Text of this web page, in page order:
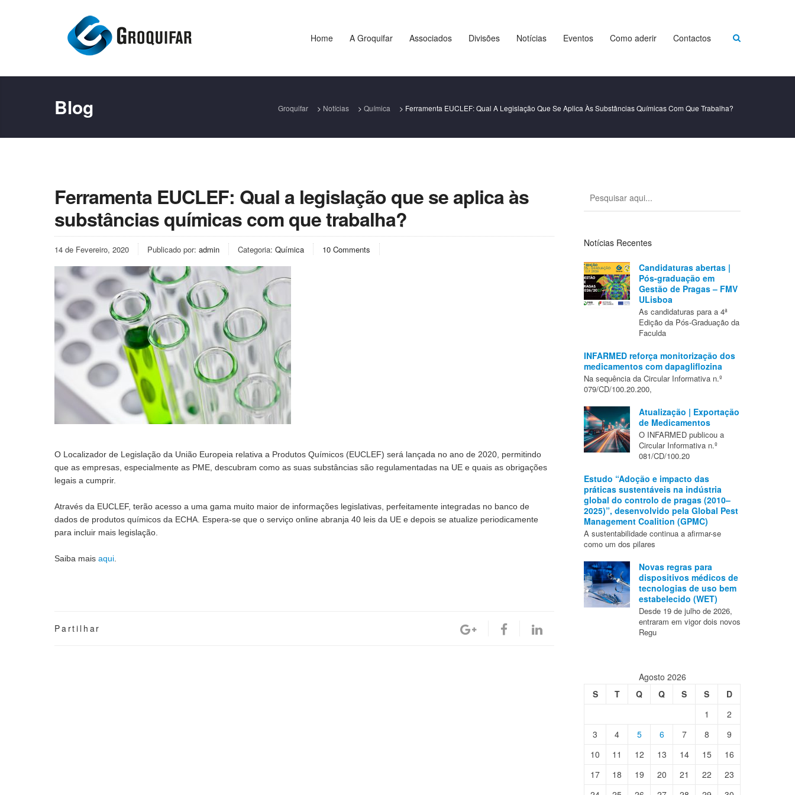
Home A Groquifar Associados Divisões Notícias Eventos Como aderir Contactos
Blog Groquifar > Notícias > Química > Ferramenta EUCLEF: Qual A Legislação Que Se Aplica Às Substâncias Químicas Com Que Trabalha?
Ferramenta EUCLEF: Qual a legislação que se aplica às
substâncias químicas com que trabalha?
14 de Fevereiro, 2020 Publicado por: admin Categoria: Química 10 Comments
O Localizador de Legislação da União Europeia relativa a Produtos Químicos (EUCLEF) será lançada no ano de 2020, permitindo
que as empresas, especialmente as PME, descubram como as suas substâncias são regulamentadas na UE e quais as obrigações
legais a cumprir.
Através da EUCLEF, terão acesso a uma gama muito maior de informações legislativas, perfeitamente integradas no banco de
dados de produtos químicos da ECHA. Espera-se que o serviço online abranja 40 leis da UE e depois se atualize periodicamente
para incluir mais legislação.
Saiba mais aqui
Partilhar
Notícias Recentes
Candidaturas abertas |
Pós-graduação em
Gestão de Pragas – FMV
ULisboa
As candidaturas para a 4ª
Edição da Pós-Graduação da
Faculda
INFARMED reforça monitorização dos
medicamentos com dapagliflozina
Na sequência da Circular Informativa n.º
079/CD/100.20.200,
Atualização | Exportação
de Medicamentos
O INFARMED publicou a
Circular Informativa n.º
081/CD/100.20
Estudo “Adoção e impacto das
práticas sustentáveis na indústria
global do controlo de pragas (2010–
2025)”, desenvolvido pela Global Pest
Management Coalition (GPMC)
A sustentabilidade continua a afirmar-se
como um dos pilares
Novas regras para
dispositivos médicos de
tecnologias de uso bem
estabelecido (WET)
Desde 19 de julho de 2026,
entraram em vigor dois novos
Regu
Agosto 2026
S
T Q Q S S
D
1
2
3
4 5 6 7 8
9
10
11 12 13 14 15
16
17
18 19 20 21 22
23